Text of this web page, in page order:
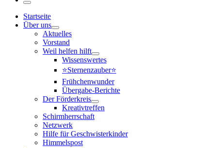
Menü
Startseite
Über uns
Aktuelles
Vorstand
Weil helfen hilft
Wissenswertes
⭐Sternenzauber⭐
Frühchenwunder
Übergabe-Berichte
Der Förderkreis
Kreativtreffen
Schirmherrschaft
Netzwerk
Hilfe für Geschwisterkinder
Himmelspost